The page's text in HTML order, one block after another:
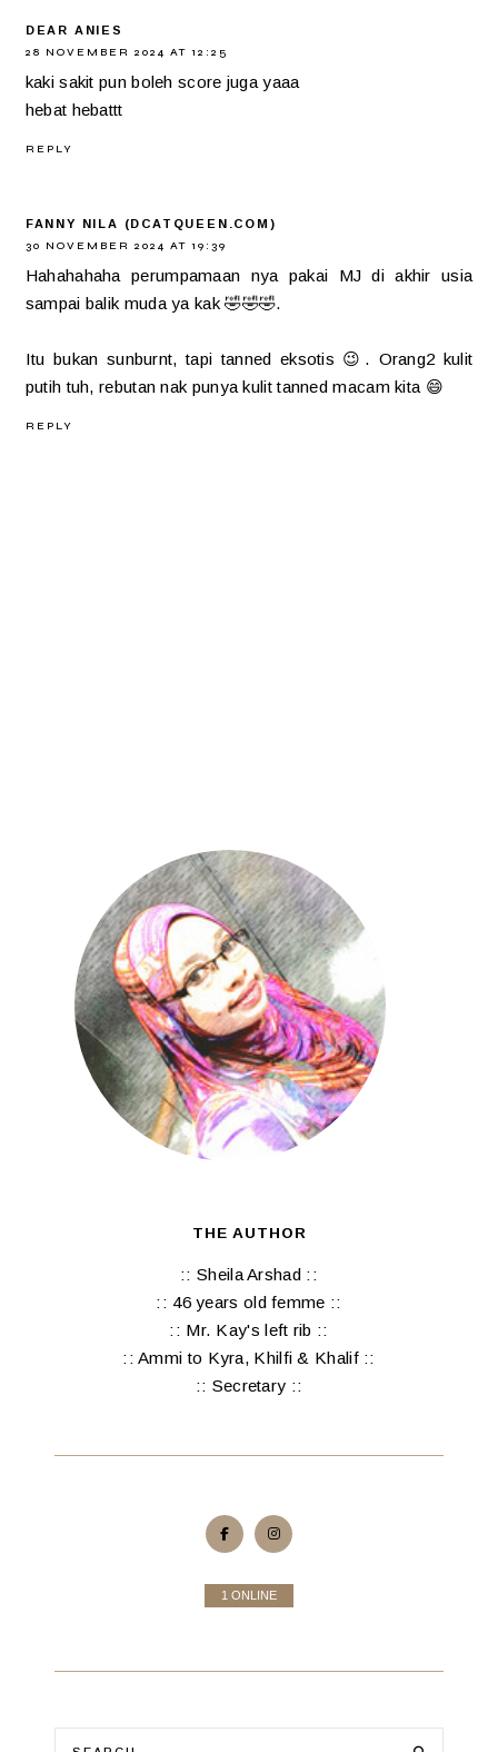
DEAR ANIES
28 NOVEMBER 2024 AT 12:25
kaki sakit pun boleh score juga yaaa
hebat hebattt
REPLY
FANNY NILA (DCATQUEEN.COM)
30 NOVEMBER 2024 AT 19:39
Hahahahaha perumpamaan nya pakai MJ di akhir usia
sampai balik muda ya kak 🤣🤣🤣.
Itu bukan sunburnt, tapi tanned eksotis 😉. Orang2 kulit
putih tuh, rebutan nak punya kulit tanned macam kita 😄
REPLY
THE AUTHOR
:: Sheila Arshad ::
:: 46 years old femme ::
:: Mr. Kay's left rib ::
:: Ammi to Kyra, Khilfi & Khalif ::
:: Secretary ::
1 ONLINE